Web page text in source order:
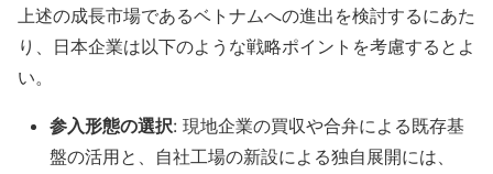
上述の成長市場であるベトナムへの進出を検討するにあた
り、日本企業は以下のような戦略ポイントを考慮するとよ
い。
参入形態の選択: 現地企業の買収や合弁による既存基
盤の活用と、自社工場の新設による独自展開には、